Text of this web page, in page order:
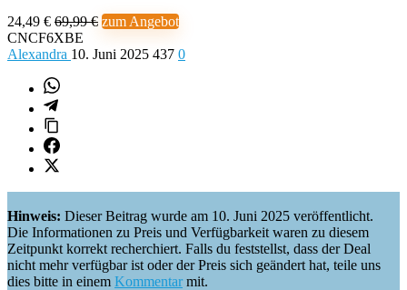
24,49 € 69,99 € zum Angebot
CNCF6XBE
Alexandra 10. Juni 2025 437 0
Hinweis: Dieser Beitrag wurde am 10. Juni 2025 veröffentlicht.
Die Informationen zu Preis und Verfügbarkeit waren zu diesem
Zeitpunkt korrekt recherchiert. Falls du feststellst, dass der Deal
nicht mehr verfügbar ist oder der Preis sich geändert hat, teile uns
dies bitte in einem Kommentarmit.